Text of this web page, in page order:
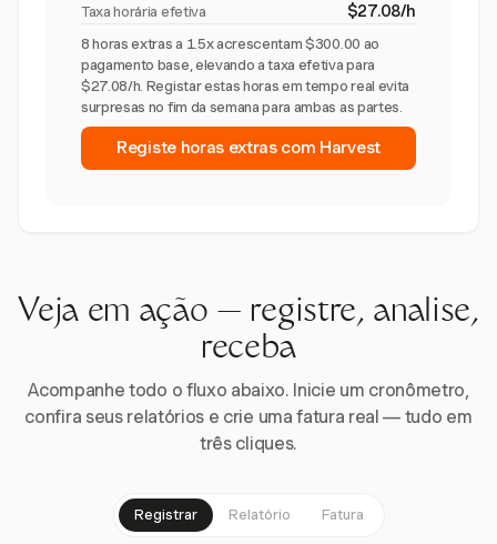
Taxa horária efetiva $27.08/h
8 horas extras a 1.5x acrescentam $300.00 ao
pagamento base, elevando a taxa efetiva para
$27.08/h. Registar estas horas em tempo real evita
surpresas no fim da semana para ambas as partes.
Registe horas extras com Harvest
Veja em ação — registre, analise,
receba
Acompanhe todo o fluxo abaixo. Inicie um cronômetro,
confira seus relatórios e crie uma fatura real — tudo em
três cliques.
Registrar Relatório Fatura